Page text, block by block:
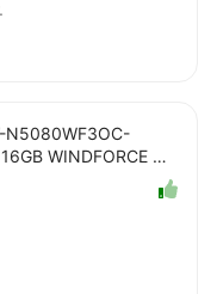
N5080WF3OC-
WINDFORCE OC